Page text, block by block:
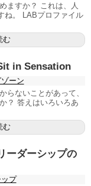
ますか？ これは、人
ね。 LABプロファイル
む
in Sensation
ーン
らないことがあって、
？ 答えはいろいろあ
む
ーダーシップの
プ